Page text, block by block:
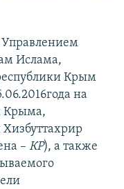
Ислама,
Крым
на
Крыма,
– КР), а также